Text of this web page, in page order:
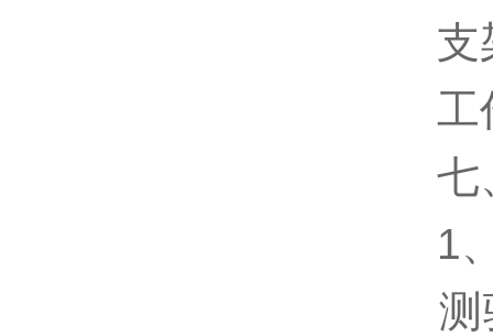
支架
工作
七、
1、
测验